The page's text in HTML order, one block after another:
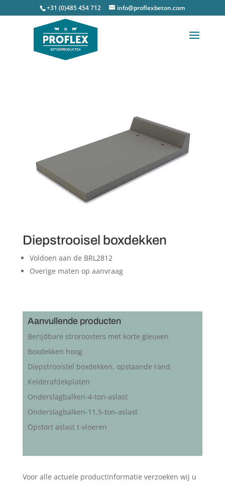
+31 (0)485 454 712 info@proflexbeton.com
Diepstrooisel boxdekken
Voldoen aan de BRL2812
Overige maten op aanvraag
Aanvullende producten
Berijdbare stroroosters met korte gleuven
Boxdekken hoog
Diepstrooistel boxdekken, opstaande rand
Kelderafdekplaten
Onderslagbalken-4-ton-aslast
Onderslagbalken-11,5-ton-aslast
Opstort aslast t-vloeren
Voor alle actuele productinformatie verzoeken wij u